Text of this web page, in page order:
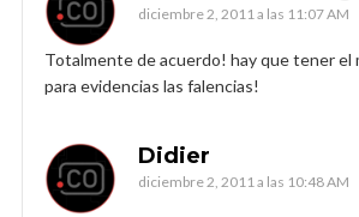
diciembre 2, 2011 a las 11:07 AM
Totalmente de acuerdo! hay que tener el
para evidencias las falencias!
Didier
diciembre 2, 2011 a las 10:48 AM